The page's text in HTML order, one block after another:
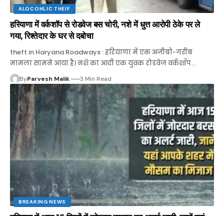
ALOCOHLIC THEIF
हरियाणा में वर्कशॉप से रोडवेज बस चोरी, नशे में धुत्त आरोपी ठेके पर ले
गया, रिश्तेदार के घर से दबोचा
theft in Haryana Roadways : हरियाणा में एक अजीबो-गरीब
मामला सामने आया है। नशे का आदी एक युवक रोडवेज वर्कशॉप…
ByParvesh Malik 3 Min Read
BREAKING NEWS